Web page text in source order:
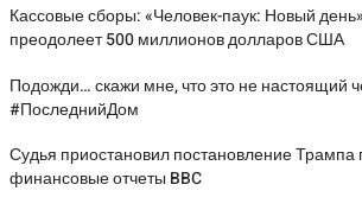
Кассовые сборы: «Человек-паук: Новый
преодолеет 500 миллионов долларов США
Подожди… скажи мне, что это не настоящий
#ПоследнийДом
Судья приостановил постановление Трампа
финансовые отчеты BBC